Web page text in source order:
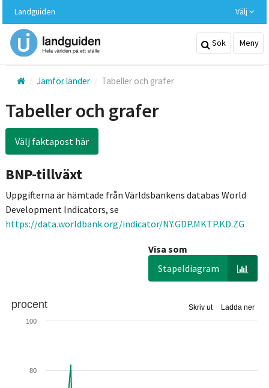
huvudinnehållet
Landguiden Välj
Sök Meny
Jämför länder Tabeller och grafer
Tabeller och grafer
Välj faktapost här
BNP-tillväxt
Uppgifterna är hämtade från Världsbankens databas World
Development Indicators, se
https://data.worldbank.org/indicator/NY.GDP.MKTP.KD.ZG
Visa som
Stapeldiagram
Ladda ner
Skriv ut
procent
80
100